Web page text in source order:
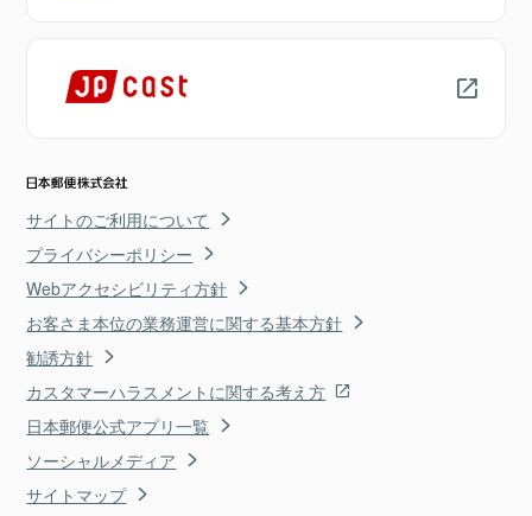
サイトのご利用について
プライバシーポリシー
Webアクセシビリティ方針
お客さま本位の業務運営に関する基本方針
勧誘方針
カスタマーハラスメントに関する考え方
日本郵便公式アプリ一覧
ソーシャルメディア
サイトマップ